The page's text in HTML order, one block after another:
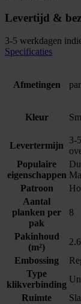
Levertijd &
3-5 werkdagen
Specificaties
Afmetingen
Kleur
Levertermijn
3-
Populaire
eigenschappen
Patroon
Aantal
planken per
pak
8
Pakinhoud
(m²)
Embossing
Type
klikverbinding
Ruimte